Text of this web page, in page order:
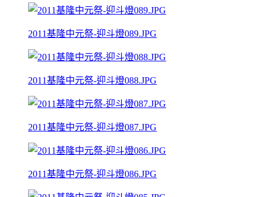
2011基隆中元祭-迎斗燈089.JPG
2011基隆中元祭-迎斗燈088.JPG
2011基隆中元祭-迎斗燈087.JPG
2011基隆中元祭-迎斗燈086.JPG